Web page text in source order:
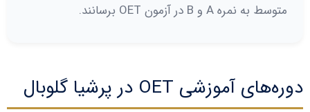
متوسط به نمره A و B در آزمون OET برسانند.
دوره‌های آموزشی OET در پرشیا گلوبال